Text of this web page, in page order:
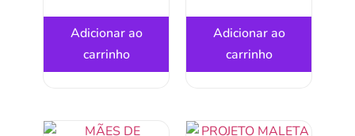
Adicionar ao
carrinho
Adicionar ao
carrinho